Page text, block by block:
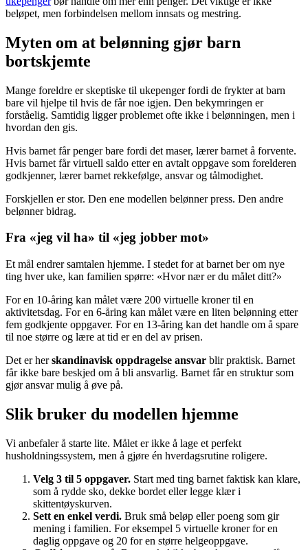
beløpet, men forbindelsen mellom innsats og mestring.
Myten om at belønning gjør barn
bortskjemte
Mange foreldre er skeptiske til ukepenger fordi de frykter at barn
bare vil hjelpe til hvis de får noe igjen. Den bekymringen er
forståelig. Samtidig ligger problemet ofte ikke i belønningen, men i
hvordan den gis.
Hvis barnet får penger bare fordi det maser, lærer barnet å forvente.
Hvis barnet får virtuell saldo etter en avtalt oppgave som forelderen
godkjenner, lærer barnet rekkefølge, ansvar og tålmodighet.
Forskjellen er stor. Den ene modellen belønner press. Den andre
belønner bidrag.
Fra «jeg vil ha» til «jeg jobber mot»
Et mål endrer samtalen hjemme. I stedet for at barnet ber om nye
ting hver uke, kan familien spørre: «Hvor nær er du målet ditt?»
For en 10-åring kan målet være 200 virtuelle kroner til en
aktivitetsdag. For en 6-åring kan målet være en liten belønning etter
fem godkjente oppgaver. For en 13-åring kan det handle om å spare
til noe større og lære at tid er en del av prisen.
Det er herskandinavisk oppdragelse ansvar blir praktisk. Barnet
får ikke bare beskjed om å bli ansvarlig. Barnet får en struktur som
gjør ansvar mulig å øve på.
Slik bruker du modellen hjemme
Vi anbefaler å starte lite. Målet er ikke å lage et perfekt
husholdningssystem, men å gjøre én hverdagsrutine roligere.
Velg 3 til 5 oppgaver. Start med ting barnet faktisk kan klare,
som å rydde sko, dekke bordet eller legge klær i
skittentøyskurven.
Sett en enkel verdi. Bruk små beløp eller poeng som gir
mening i familien. For eksempel 5 virtuelle kroner for en
daglig oppgave og 20 for en større helgeoppgave.